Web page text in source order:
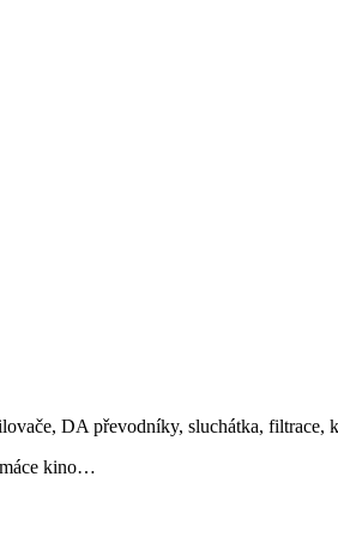
DA převodníky, sluchátka, filtrace,
kino…